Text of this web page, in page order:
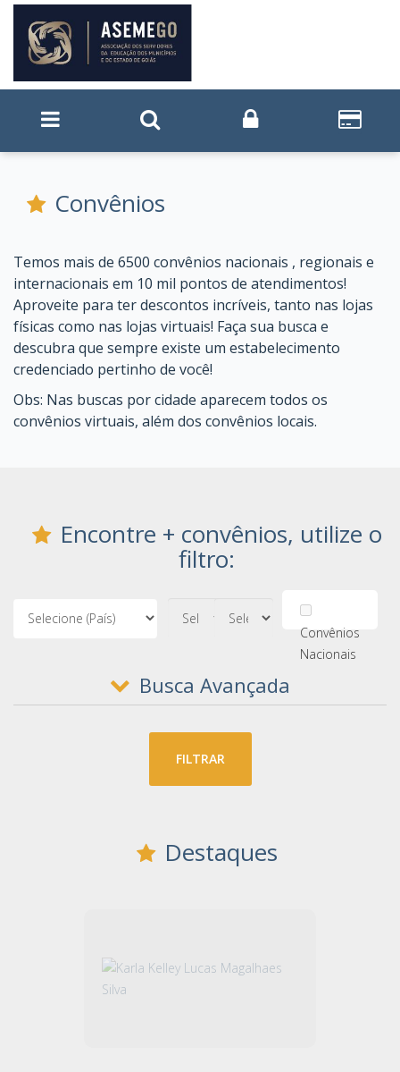
Convênios
Temos mais de 6500 convênios nacionais , regionais e
internacionais em 10 mil pontos de atendimentos!
Aproveite para ter descontos incríveis, tanto nas lojas
físicas como nas lojas virtuais! Faça sua busca e
descubra que sempre existe um estabelecimento
credenciado pertinho de você!
Obs: Nas buscas por cidade aparecem todos os
convênios virtuais, além dos convênios locais.
Encontre + convênios, utilize o
filtro:
Convênios
Nacionais
Busca Avançada
FILTRAR
Destaques